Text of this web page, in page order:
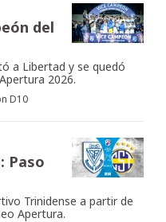
del
a Libertad y se quedó
2026.
D10
Paso
Trinidense a partir de
Apertura.